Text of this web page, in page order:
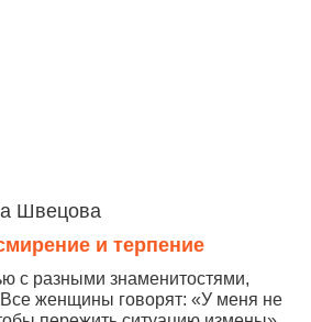
Швецова
и терпение
с разными знаменитостями,
женщины говорят: «У меня не